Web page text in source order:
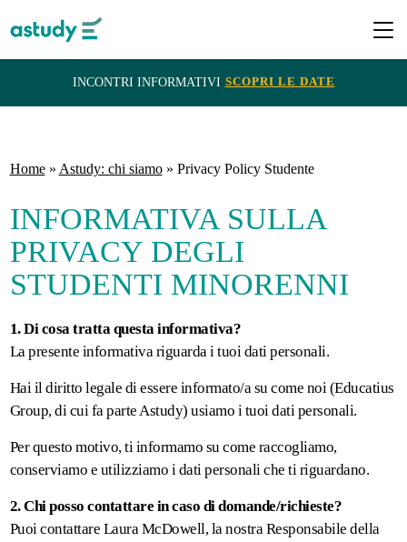
INCONTRI INFORMATIVI SCOPRI LE DATE
ITACA
e
di
e
informazioni
Home» Astudy: chi siamo» Privacy Policy Studente
INFORMATIVA SULLA
PRIVACY DEGLI
STUDENTI MINORENNI
1. Di cosa tratta questa informativa?
La presente informativa riguarda i tuoi dati personali.
Hai il diritto legale di essere informato/a su come noi (Educatius
Group, di cui fa parte Astudy) usiamo i tuoi dati personali.
Per questo motivo, ti informamo su come raccogliamo,
conserviamo e utilizziamo i dati personali che ti riguardano.
2. Chi posso contattare in caso di domande/richieste?
Puoi contattare Laura McDowell, la nostra Responsabile della